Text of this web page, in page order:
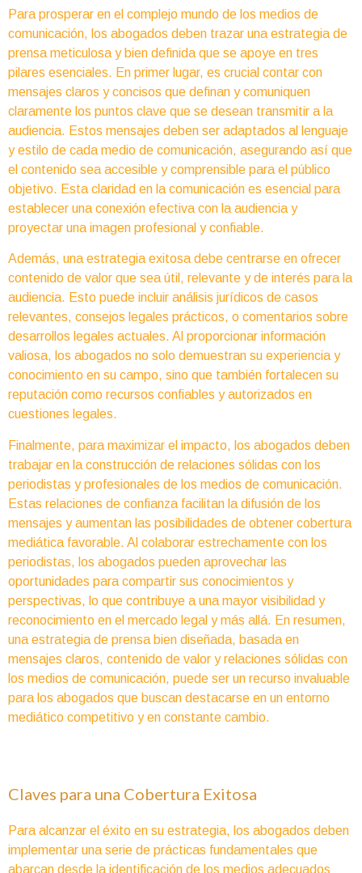
Para prosperar en el complejo mundo de los medios de
comunicación, los abogados deben trazar una estrategia de
prensa meticulosa y bien definida que se apoye en tres
pilares esenciales. En primer lugar, es crucial contar con
mensajes claros y concisos que definan y comuniquen
claramente los puntos clave que se desean transmitir a la
audiencia. Estos mensajes deben ser adaptados al lenguaje
y estilo de cada medio de comunicación, asegurando así que
el contenido sea accesible y comprensible para el público
objetivo. Esta claridad en la comunicación es esencial para
establecer una conexión efectiva con la audiencia y
proyectar una imagen profesional y confiable.
Además, una estrategia exitosa debe centrarse en ofrecer
contenido de valor que sea útil, relevante y de interés para la
audiencia. Esto puede incluir análisis jurídicos de casos
relevantes, consejos legales prácticos, o comentarios sobre
desarrollos legales actuales. Al proporcionar información
valiosa, los abogados no solo demuestran su experiencia y
conocimiento en su campo, sino que también fortalecen su
reputación como recursos confiables y autorizados en
cuestiones legales.
Finalmente, para maximizar el impacto, los abogados deben
trabajar en la construcción de relaciones sólidas con los
periodistas y profesionales de los medios de comunicación.
Estas relaciones de confianza facilitan la difusión de los
mensajes y aumentan las posibilidades de obtener cobertura
mediática favorable. Al colaborar estrechamente con los
periodistas, los abogados pueden aprovechar las
oportunidades para compartir sus conocimientos y
perspectivas, lo que contribuye a una mayor visibilidad y
reconocimiento en el mercado legal y más allá. En resumen,
una estrategia de prensa bien diseñada, basada en
mensajes claros, contenido de valor y relaciones sólidas con
los medios de comunicación, puede ser un recurso invaluable
para los abogados que buscan destacarse en un entorno
mediático competitivo y en constante cambio.
Claves para una Cobertura Exitosa
Para alcanzar el éxito en su estrategia, los abogados deben
implementar una serie de prácticas fundamentales que
abarcan desde la identificación de los medios adecuados